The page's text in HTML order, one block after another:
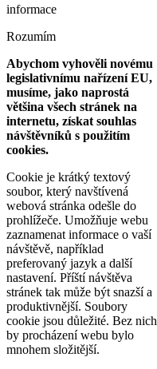
informace
Rozumím
Abychom vyhověli novému
legislativnímu nařízení EU,
musíme, jako naprostá
většina všech stránek na
internetu, získat souhlas
návštěvníků s použitím
cookies.
Cookie je krátký textový
soubor, který navštívená
webová stránka odešle do
prohlížeče. Umožňuje webu
zaznamenat informace o vaší
návštěvě, například
preferovaný jazyk a další
nastavení. Příští návštěva
stránek tak může být snazší a
produktivnější. Soubory
cookie jsou důležité. Bez nich
by procházení webu bylo
mnohem složitější.